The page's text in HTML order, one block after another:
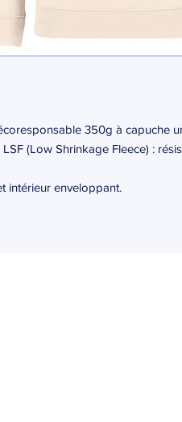
350g à capuche
(Low Shrinkage Fleece) :
intérieur enveloppant.